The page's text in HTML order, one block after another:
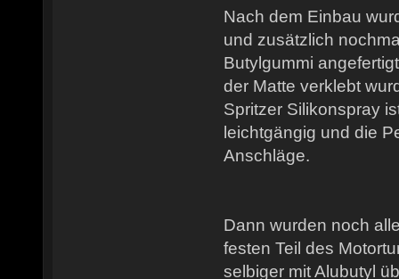
Nach dem Einbau
und zusätzlich
Butylgummi
der Matte verklebt
Spritzer Silikonspray
leichtgängig und die
Anschläge.
Dann wurden noch
festen Teil des
selbiger mit Alubutyl